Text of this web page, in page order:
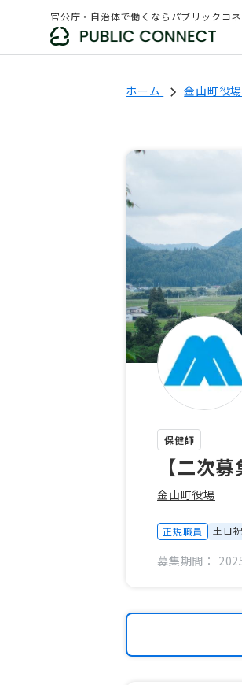
官公庁・自治体で働くならパブリックコネ
ホーム 金山町役場
保健師
【二次
金山町役場
正規職員 土日
募集期間：